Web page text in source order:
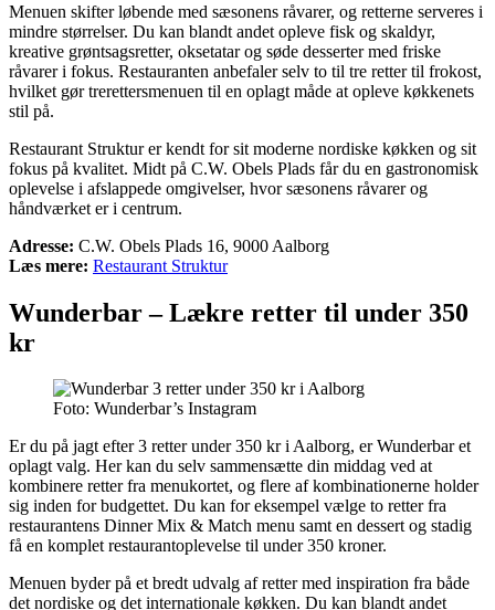
Menuen skifter løbende med sæsonens råvarer, og retterne serveres i
mindre størrelser. Du kan blandt andet opleve fisk og skaldyr,
kreative grøntsagsretter, oksetatar og søde desserter med friske
råvarer i fokus. Restauranten anbefaler selv to til tre retter til frokost,
hvilket gør trerettersmenuen til en oplagt måde at opleve køkkenets
stil på.
Restaurant Struktur er kendt for sit moderne nordiske køkken og sit
fokus på kvalitet. Midt på C.W. Obels Plads får du en gastronomisk
oplevelse i afslappede omgivelser, hvor sæsonens råvarer og
håndværket er i centrum.
Adresse: C.W. Obels Plads 16, 9000 Aalborg
Læs mere: Restaurant Struktur
Wunderbar – Lækre retter til under 350
kr
Foto: Wunderbar’s Instagram
Er du på jagt efter3 retter under 350 kr i Aalborg, er Wunderbar et
oplagt valg. Her kan du selv sammensætte din middag ved at
kombinere retter fra menukortet, og flere af kombinationerne holder
sig inden for budgettet. Du kan for eksempel vælge to retter fra
restaurantens Dinner Mix & Match menu samt en dessert og stadig
få en komplet restaurantoplevelse til under 350 kroner.
Menuen byder på et bredt udvalg af retter med inspiration fra både
det nordiske og det internationale køkken. Du kan blandt andet